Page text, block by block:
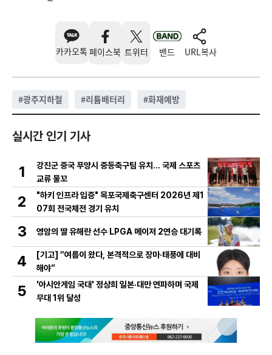
카카오톡 페이스북 트위터 밴드 URL복사
#광주지하철 #리튬배터리 #화재예방
실시간 인기 기사
1
강진군 중국 푸양시 중등축구팀 유치… 국제 스포츠
교류 물꼬
2
"하키 인프라 입증" 목포국제축구센터 2026년 제1
07회 전국체전 경기 유치
3 영암의 딸 유해란 선수 LPGA 메이저 2연승 대기록
4
[기고] “여름이 왔다, 본격적으로 장마·태풍에 대비
해야”
5
'아시안게임 국대' 정상희 일본·대만 연파하며 국제
무대 1위 달성